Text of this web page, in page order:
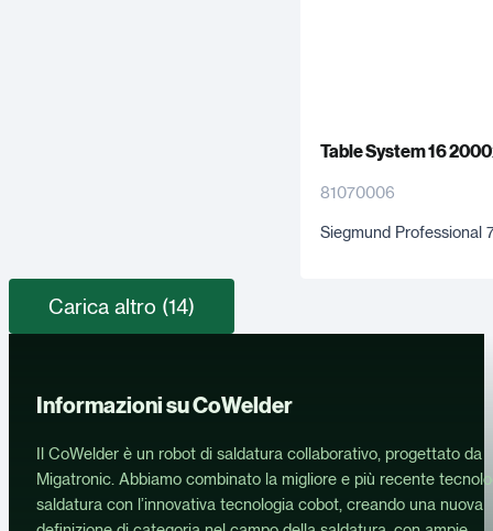
Table System 16
81070006
Siegmund Professional
Carica altro (14)
Informazioni su CoWelder
Il CoWelder è un robot di saldatura collaborativo, progettato da
Migatronic. Abbiamo combinato la migliore e più recente
saldatura con l’innovativa tecnologia cobot, creando una nuova